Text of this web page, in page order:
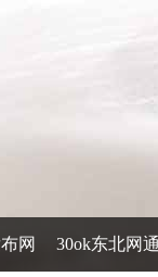
网 30ok东北网